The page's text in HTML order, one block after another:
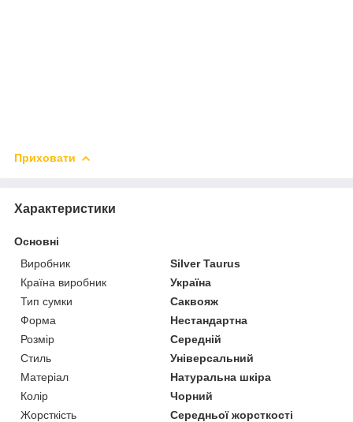
Приховати
Характеристики
Основні
Виробник
Silver Taurus
Країна виробник
Україна
Тип сумки
Саквояж
Форма
Нестандартна
Розмір
Середній
Стиль
Універсальний
Матеріал
Натуральна шкіра
Колір
Чорний
Жорсткість
Середньої жорсткості